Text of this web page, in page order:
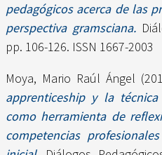
pedagógicos acerca de las
perspectiva gramsciana.
pp. 106-126. ISSN 1667-2003
Moya, Mario Raúl Ángel
apprenticeship y la
como herramienta de
competencias